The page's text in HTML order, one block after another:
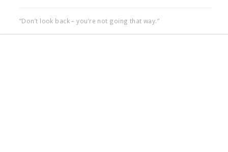
“Don’t look back – you’re not going that way.”